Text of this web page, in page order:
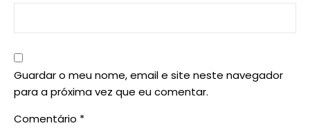
Guardar o meu nome, email e site neste navegador
para a próxima vez que eu comentar.
Comentário *